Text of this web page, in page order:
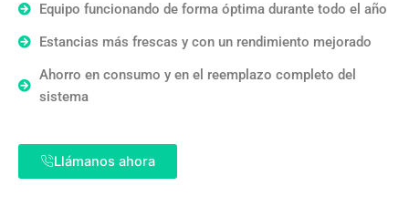
Equipo funcionando de forma óptima durante todo el año
Estancias más frescas y con un rendimiento mejorado
Ahorro en consumo y en el reemplazo completo del
sistema
Llámanos ahora